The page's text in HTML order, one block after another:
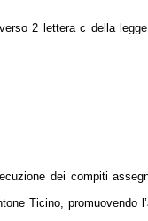
2 lettera c della
dei compiti
Ticino, promuovendo